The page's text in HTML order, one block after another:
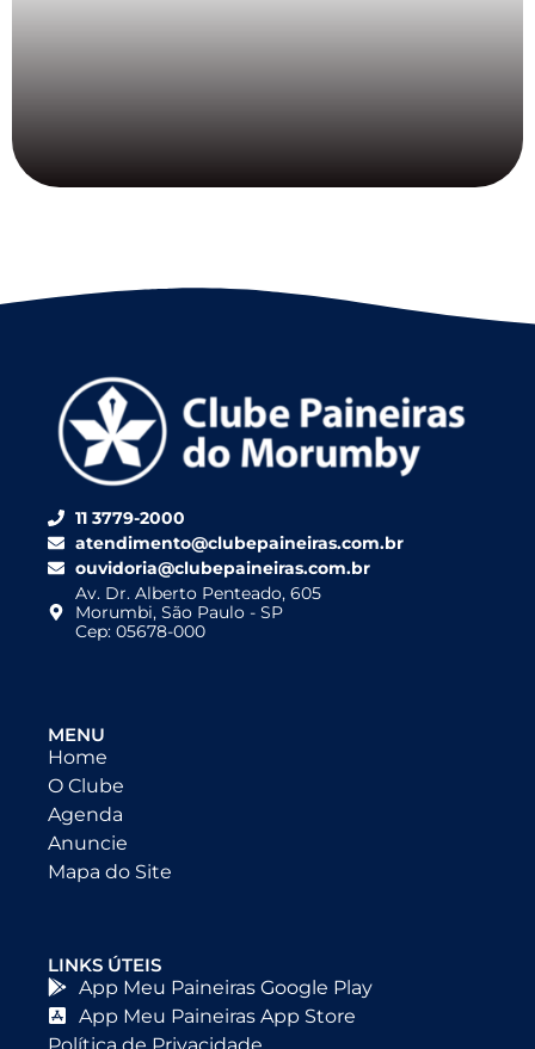
11 3779-2000
atendimento@clubepaineiras.com.br
ouvidoria@clubepaineiras.com.br
Av. Dr. Alberto Penteado, 605
Morumbi, São Paulo - SP
Cep: 05678-000
MENU
Home
O Clube
Agenda
Anuncie
Mapa do Site
LINKS ÚTEIS
App Meu Paineiras Google Play
App Meu Paineiras App Store